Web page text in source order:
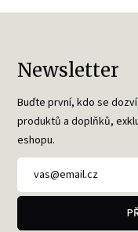
Newsletter
Buďte první, kdo se
produktů a doplňků,
eshopu.